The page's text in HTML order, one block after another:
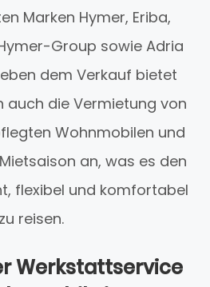
Marken Hymer, Eriba,
Group sowie Adria
dem Verkauf bietet
auch die Vermietung von
Wohnmobilen und
an, was es den
flexibel und komfortabel
zu reisen.
Werkstattservice